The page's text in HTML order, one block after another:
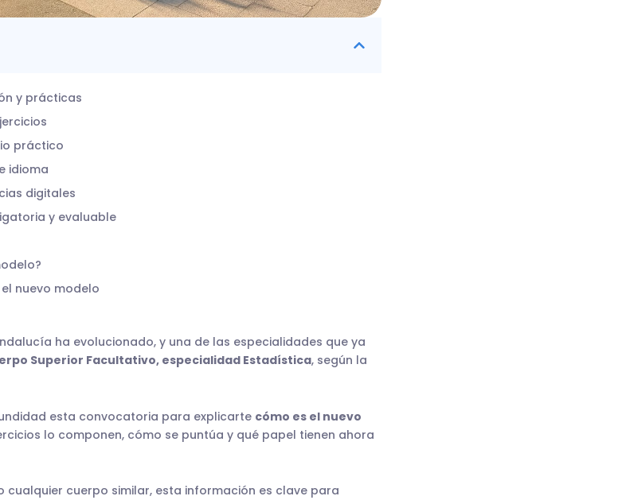
y prácticas
práctico
idioma
digitales
y evaluable
nuevo modelo
ha evolucionado, y una de las especialidades que ya
Superior Facultativo, especialidad Estadística, según la
esta convocatoria para explicarte cómo es el nuevo
lo componen, cómo se puntúa y qué papel tienen ahora
cualquier cuerpo similar, esta información es clave para